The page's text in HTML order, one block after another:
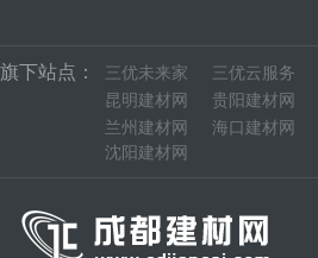
旗下站点： 三优未来家 三优云服务
昆明建材网
贵阳建材网
兰州建材网
海口建材网
沈阳建材网